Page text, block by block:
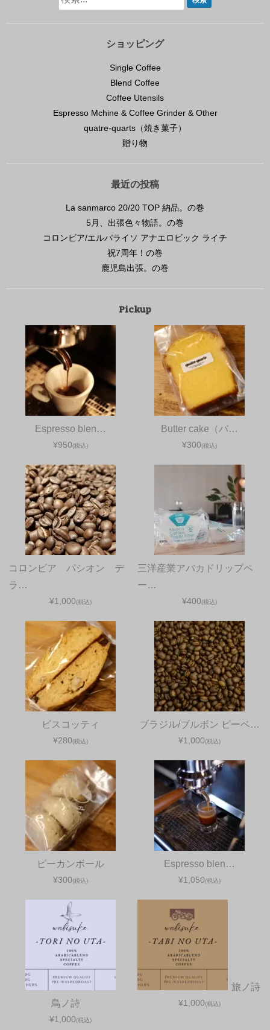
ショッピング
Single Coffee
Blend Coffee
Coffee Utensils
Espresso Mchine & Coffee Grinder & Other
quatre-quarts（焼き菓子）
贈り物
最近の投稿
La sanmarco 20/20 TOP 納品。の巻
5月、出張色々物語。の巻
コロンビア/エルパライソ アナエロビック ライチ
祝7周年！の巻
鹿児島出張。の巻
Pickup
Espresso blen…
¥950(税込)
Butter cake（バ…
¥300(税込)
コロンビア パシオン デ
ラ…
¥1,000(税込)
三洋産業アバカドリップペ
ー…
¥400(税込)
ビスコッティ
¥280(税込)
ブラジル/ブルボン ピーベ…
¥1,000(税込)
ピーカンボール
¥300(税込)
Espresso blen…
¥1,050(税込)
鳥ノ詩
¥1,000(税込)
旅ノ詩
¥1,000(税込)